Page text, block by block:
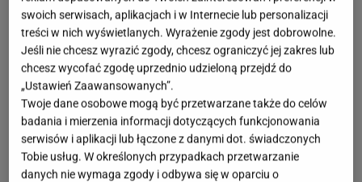
swoich serwisach, aplikacjach i w Internecie lub personalizacji
treści w nich wyświetlanych. Wyrażenie zgody jest dobrowolne.
Jeśli nie chcesz wyrazić zgody, chcesz ograniczyć jej zakres lub
chcesz wycofać zgodę uprzednio udzieloną przejdź do
„Ustawień Zaawansowanych”.
Twoje dane osobowe mogą być przetwarzane także do celów
badania i mierzenia informacji dotyczących funkcjonowania
serwisów i aplikacji lub łączone z danymi dot. świadczonych
Tobie usług. W określonych przypadkach przetwarzanie
danych nie wymaga zgody i odbywa się w oparciu o